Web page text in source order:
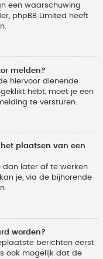
een waarschuwing
phpBB Limited heeft
melden?
hiervoor dienende
hebt, moet je een
te versturen.
plaatsen van een
dan later af te werken
je, via de bijhorende
worden?
berichten eerst
ook mogelijk dat de